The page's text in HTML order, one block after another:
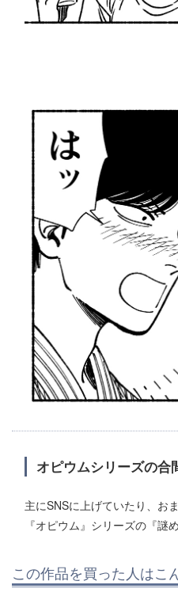
オピウムシリーズの合
主にSNSに上げていたり、お
『オピウム』シリーズの『謎
この作品を買った人はこ